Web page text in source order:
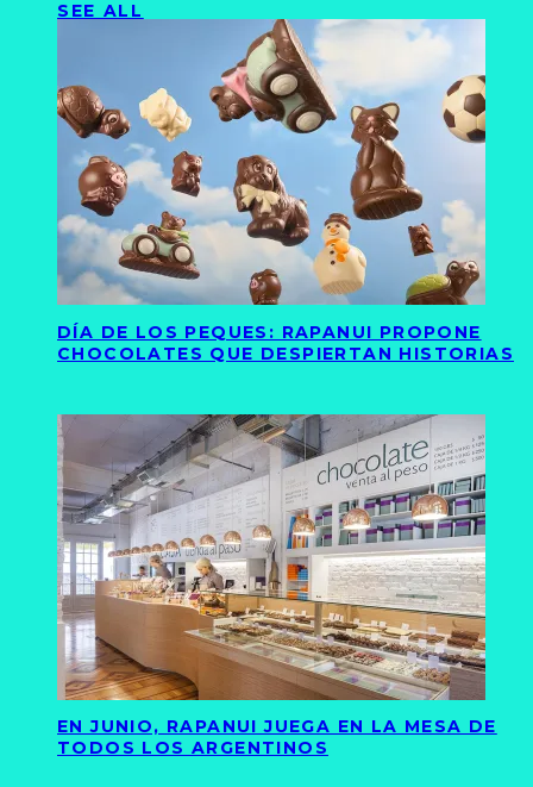
SEE ALL
DÍA DE LOS PEQUES: RAPANUI PROPONE
CHOCOLATES QUE DESPIERTAN HISTORIAS
EN JUNIO, RAPANUI JUEGA EN LA MESA DE
TODOS LOS ARGENTINOS